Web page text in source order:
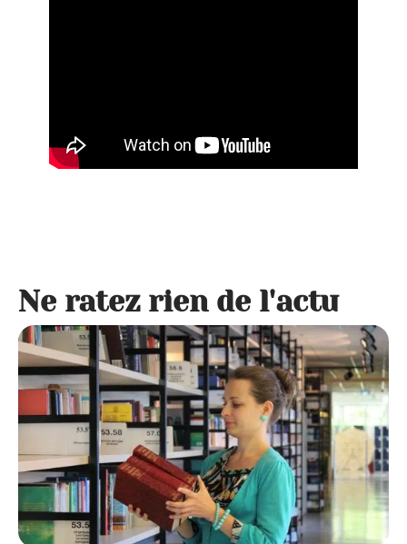
Ne ratez rien de l'actu